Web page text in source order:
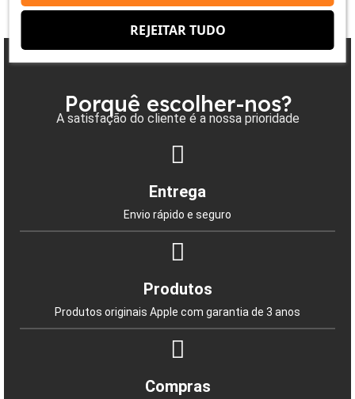
Porquê escolher-nos?
A satisfação do cliente é a nossa prioridade
Entrega
Envio rápido e seguro
Produtos
Produtos originais Apple com garantia de 3 anos
Compras
REJEITAR TUDO